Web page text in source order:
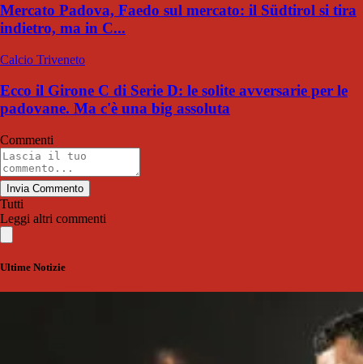
Mercato Padova, Faedo sul mercato: il Südtirol si tira
indietro, ma in C...
Calcio Triveneto
Ecco il Girone C di Serie D: le solite avversarie per le
padovane. Ma c'è una big assoluta
Commenti
Invia Commento
Tutti
Leggi altri commenti
Ultime Notizie